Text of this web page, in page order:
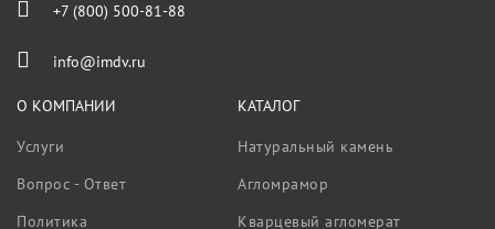
+7 (800) 500-81-88
info@imdv.ru
О КОМПАНИИ
Услуги
Вопрос - Ответ
Политика
КАТАЛОГ
Натуральный камень
Агломрамор
Кварцевый агломерат